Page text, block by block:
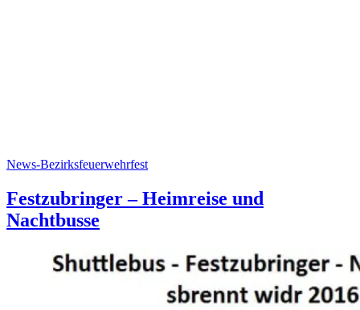
News-Bezirksfeuerwehrfest
Festzubringer – Heimreise und
Nachtbusse